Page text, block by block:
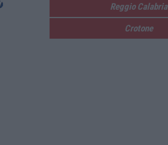
Reggio Calabria
Crotone